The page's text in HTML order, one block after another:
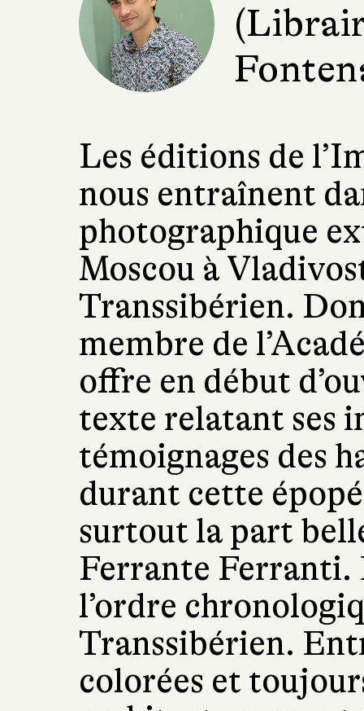
Les éditions de
nous entraînent
photographique
Moscou à
Transsibérien.
membre de
offre en début
texte relatant ses
témoignages des
durant cette
surtout la part
Ferrante Ferranti.
l’ordre
Transsibérien.
colorées et